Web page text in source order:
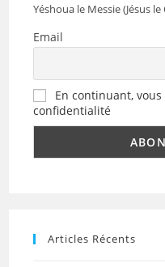
Yéshoua le Messie (Jésus
Email
En continuant,
confidentialité
Articles Récents